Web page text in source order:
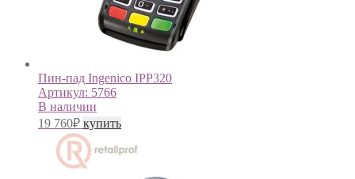
Пин-пад Ingenico IPP320
Артикул: 5766
В наличии
19 760₽ купить